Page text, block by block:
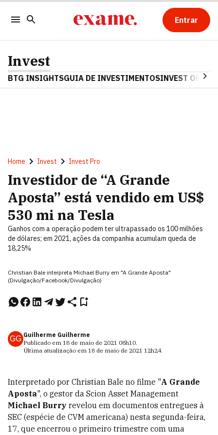
Entrar
Invest
BTG INSIGHTSGUIA DE INVESTIMENTOSINVEST OPINA
Home Invest Invest Pro
Investidor de “A Grande
Aposta” está vendido em US$
530 mi na Tesla
Ganhos com a operação podem ter ultrapassado os 100 milhões
de dólares; em 2021, ações da companhia acumulam queda de
18,25%
Christian Bale interpreta Michael Burry em "A Grande Aposta"
(Divulgação/Facebook/Divulgação)
GG Guilherme Guilherme
Publicado em 18 de maio de 2021 08h10.
Última atualização em 18 de maio de 2021 12h24.
Interpretado por Christian Bale no filme "A Grande
Aposta", o gestor da Scion Asset Management
Michael Burry revelou em documentos entregues à
SEC (espécie de CVM americana) nesta segunda-feira,
17, que encerrou o primeiro trimestre com uma